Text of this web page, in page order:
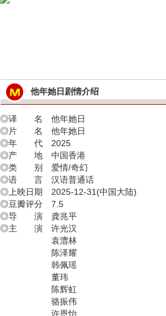
他年她日剧情介绍
◎译 名 他年她日
◎片 名 他年她日
◎年 代 2025
◎产 地 中国香港
◎类 别 爱情/奇幻
◎语 言 汉语普通话
◎上映日期 2025-12-31(中国大陆)
◎豆瓣评分 7.5
◎导 演 龚兆平
◎主 演 许光汉
袁澧林
陈泽耀
韩佩瑶
董玮
陈辉虹
骆振伟
许恩怡